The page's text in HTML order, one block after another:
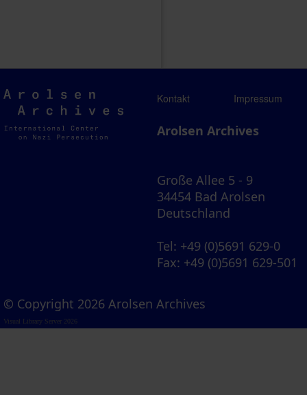
Arolsen
Archives
Kontakt Impressum
Arolsen Archives
Große Allee 5 - 9
34454 Bad Arolsen
Deutschland
Tel: +49 (0)5691 629-0
Fax: +49 (0)5691 629-501
© Copyright 2026 Arolsen Archives
Visual Library Server 2026